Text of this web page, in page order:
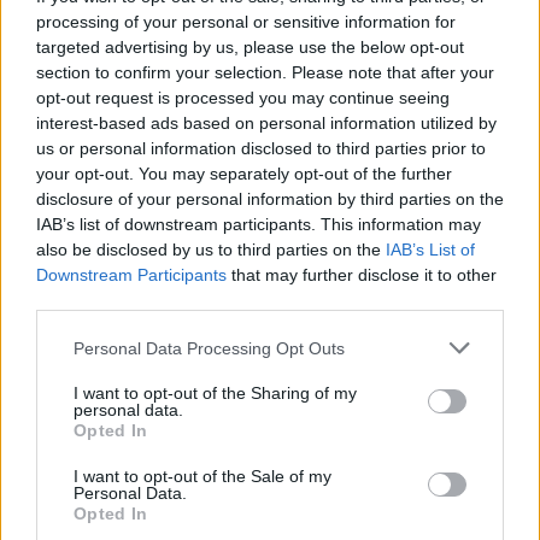
processing of your personal or sensitive information for
targeted advertising by us, please use the below opt-out
section to confirm your selection. Please note that after your
opt-out request is processed you may continue seeing
interest-based ads based on personal information utilized by
us or personal information disclosed to third parties prior to
your opt-out. You may separately opt-out of the further
disclosure of your personal information by third parties on the
IAB’s list of downstream participants. This information may
also be disclosed by us to third parties on the IAB’s List of
Downstream Participants that may further disclose it to other
Please note that this website/app uses one or more Google
not limited to your visit or usage behaviour. You may click to
grant or deny consent to Google and its third-party tags to
use your data for below specified purposes in below Google
consent section.
Personal Data Processing Opt Outs
I want to opt-out of the Sharing of my
personal data.
Opted In
I want to opt-out of the Sale of my
Personal Data.
Opted In
zahtevni vzponi, kjer se tradicionalno piše zgodovina
največje kolesarske dirke na svetu.
Opozorilo:Po 297. členu Kazenskega zakonika je
posameznik kazensko odgovoren za javno spodbujanje
odstranjeni. Pravila komentiranja →
Failed to fetch